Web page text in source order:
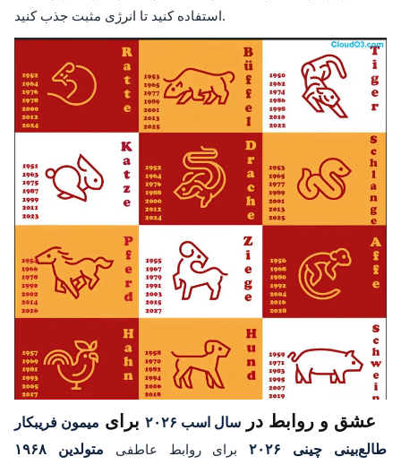
استفاده کنید تا انرژی مثبت جذب کنید.
عشق و روابط در سال اسب ۲۰۲۶ برای میمون فریبکار
طالع‌بینی چینی ۲۰۲۶
برای روابط عاطفی متولدین ۱۹۶۸